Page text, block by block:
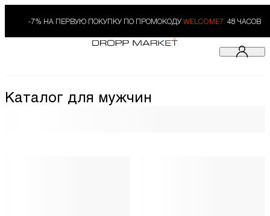
-7% НА ПЕРВУЮ ПОКУПКУ ПО ПРОМОКОДУ WELCOME7. 48 ЧАСОВ
Каталог для мужчин